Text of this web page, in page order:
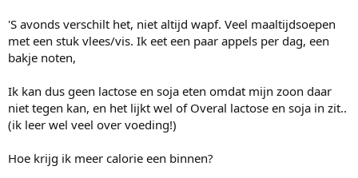
'S avonds verschilt het, niet altijd wapf. Veel maaltijdsoepen
met een stuk vlees/vis. Ik eet een paar appels per dag, een
bakje noten,
Ik kan dus geen lactose en soja eten omdat mijn zoon daar
niet tegen kan, en het lijkt wel of Overal lactose en soja in zit..
(ik leer wel veel over voeding!)
Hoe krijg ik meer calorie een binnen?